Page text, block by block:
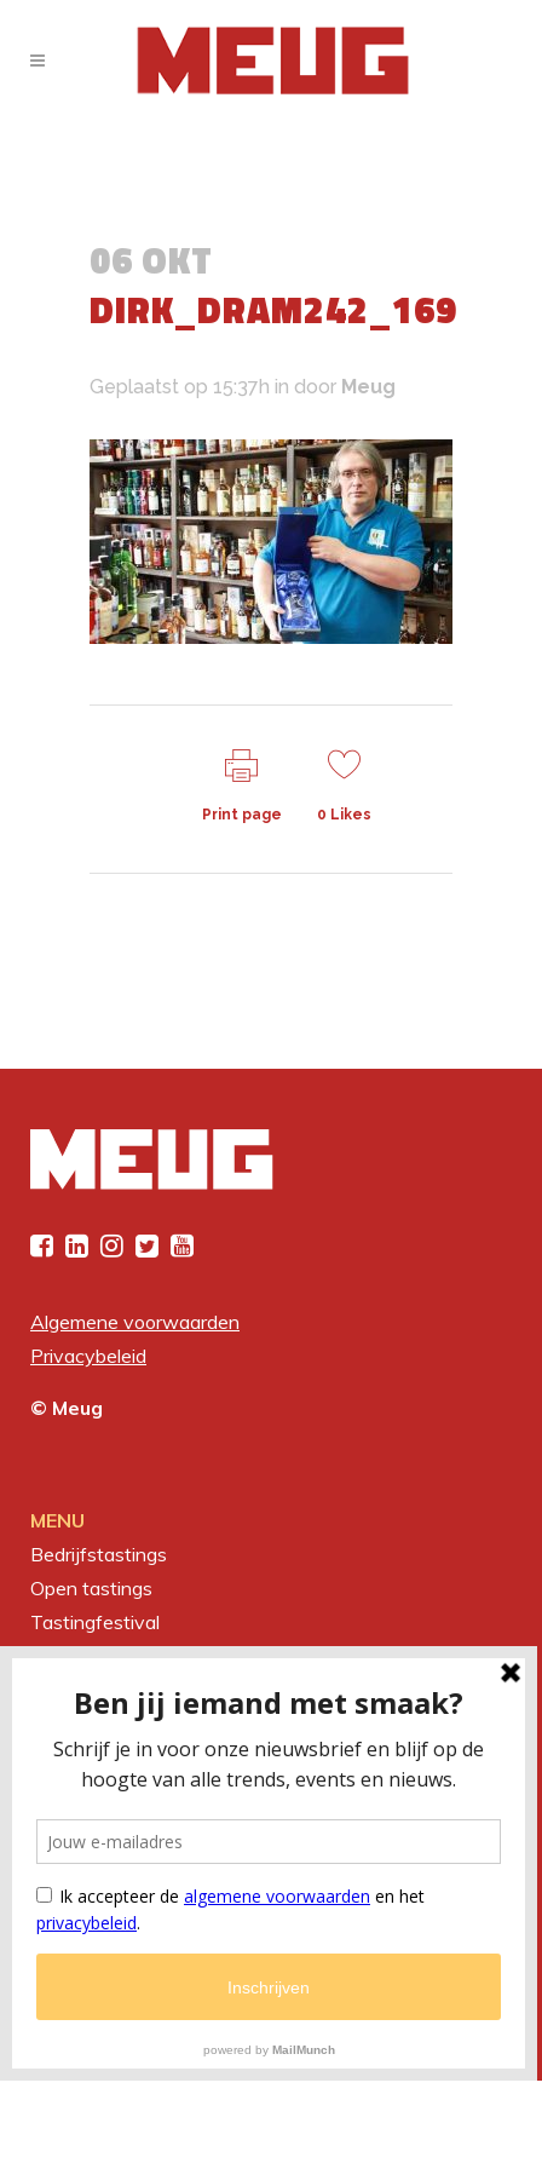
06 OKT
DIRK_DRAM242_169
Geplaatst op 15:37h in door Meug
Print page 0 Likes
Algemene voorwaarden
Privacybeleid
© Meug
MENU
Bedrijfstastings
Open tastings
Tastingfestival
Magazine
Over ons
CONTACTEER ONS
Smaakbureau Meug
Kerkstraat 19 | 2060 Antwerpen
T +32 (0) 479 32 02 66
BE 0675 505 327
RPRAntwerpen